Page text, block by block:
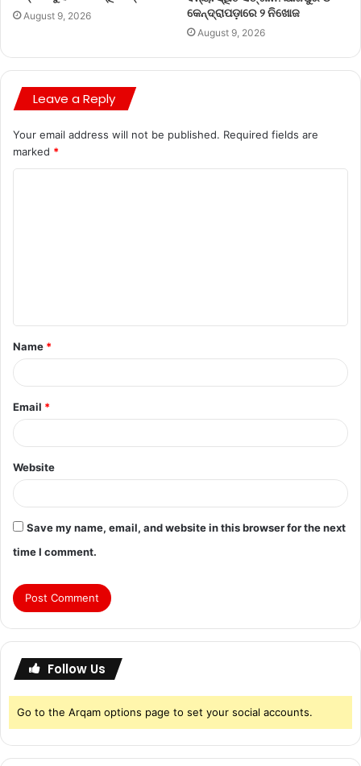
August 9, 2026
କେନ୍ଦ୍ରାପଡ଼ାରେ ୨ ନିଖୋଜ
August 9, 2026
Leave a Reply
Your email address will not be published. Required fields are
marked *
Name *
Email *
Website
Save my name, email, and website in this browser for the next
time I comment.
Follow Us
Go to the Arqam options page to set your social accounts.